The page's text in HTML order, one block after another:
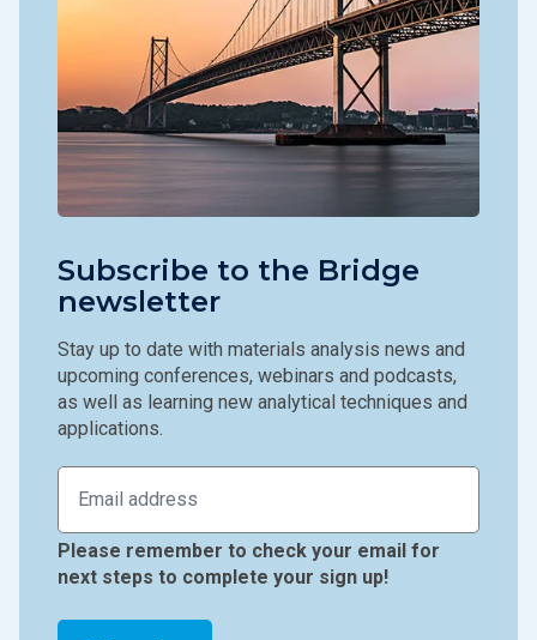
Subscribe to the Bridge
newsletter
Stay up to date with materials analysis news and
upcoming conferences, webinars and podcasts,
as well as learning new analytical techniques and
applications.
Please remember to check your email for
next steps to complete your sign up!